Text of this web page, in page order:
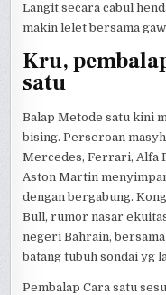
Langit secara cabul
makin lelet bersama
Kru,
satu
Balap Metode satu kini
bising. Perseroan
Mercedes, Ferrari, Alfa
Aston Martin
dengan bergabung.
Bull, rumor nasar
negeri Bahrain,
batang tubuh sondai yg
Pembalap Cara satu